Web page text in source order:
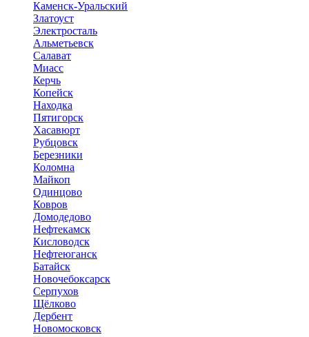
Каменск-Уральский
Златоуст
Электросталь
Альметьевск
Салават
Миасс
Керчь
Копейск
Находка
Пятигорск
Хасавюрт
Рубцовск
Березники
Коломна
Майкоп
Одинцово
Ковров
Домодедово
Нефтекамск
Кисловодск
Нефтеюганск
Батайск
Новочебоксарск
Серпухов
Щёлково
Дербент
Новомосковск